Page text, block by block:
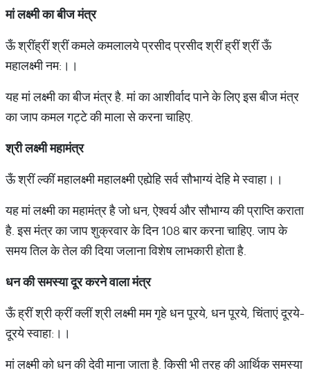
मां लक्ष्मी का बीज मंत्र
ऊँ श्रींह्रीं श्रीं कमले कमलालये प्रसीद प्रसीद श्रीं ह्रीं श्रीं ऊँ
महालक्ष्मी नम:।।
यह मां लक्ष्मी का बीज मंत्र है. मां का आशीर्वाद पाने के लिए इस बीज मंत्र
का जाप कमल गट्टे की माला से करना चाहिए.
श्री लक्ष्मी महामंत्र
ऊँ श्रीं ल्कीं महालक्ष्मी महालक्ष्मी एह्येहि सर्व सौभाग्यं देहि मे स्वाहा।।
यह मां लक्ष्मी का महामंत्र है जो धन, ऐश्वर्य और सौभाग्य की प्राप्ति कराता
है. इस मंत्र का जाप शुक्रवार के दिन 108 बार करना चाहिए. जाप के
समय तिल के तेल की दिया जलाना विशेष लाभकारी होता है.
धन की समस्या दूर करने वाला मंत्र
ऊँ ह्रीं श्री क्रीं क्लीं श्री लक्ष्मी मम गृहे धन पूरये, धन पूरये, चिंताएं दूरये-
दूरये स्वाहा:।।
मां लक्ष्मी को धन की देवी माना जाता है. किसी भी तरह की आर्थिक समस्या